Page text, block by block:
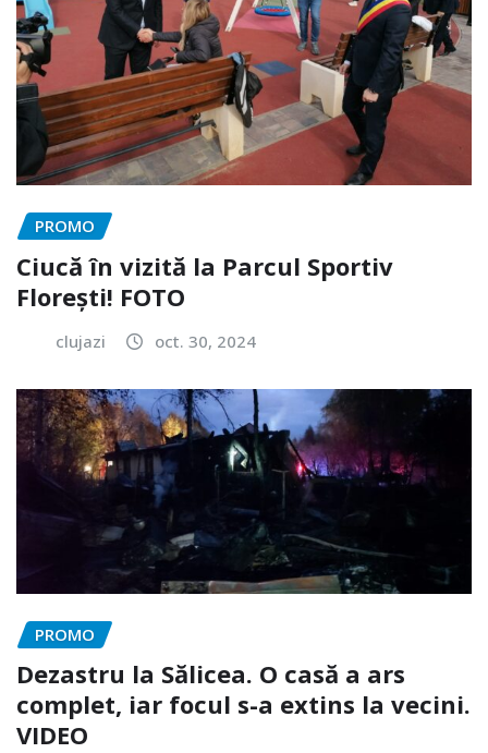
PROMO
Ciucă în vizită la Parcul Sportiv
Florești! FOTO
clujazi oct. 30, 2024
PROMO
Dezastru la Sălicea. O casă a ars
complet, iar focul s-a extins la vecini.
VIDEO